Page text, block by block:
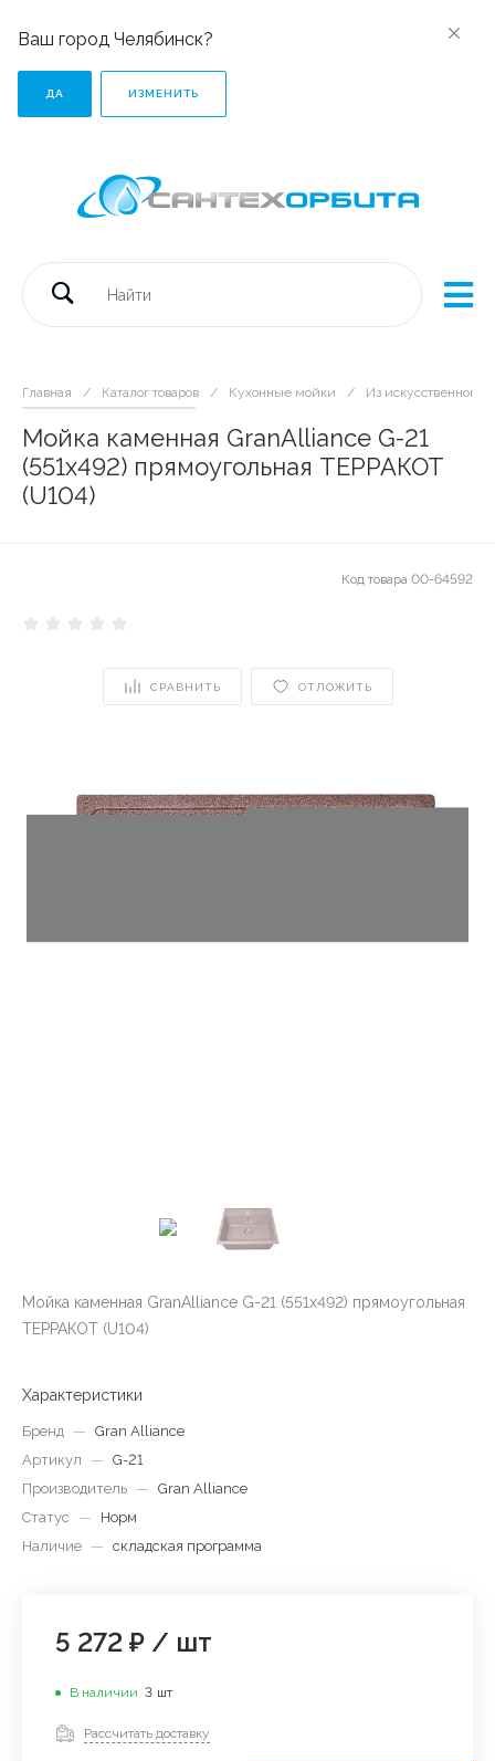
Ваш город Челябинск?
ДА ИЗМЕНИТЬ
Главная / Каталог товаров / Кухонные мойки / Из искусственного
Мойка каменная GranAlliance G-21
(551х492) прямоугольная ТЕРРАКОТ
(U104)
Код товара 00-64592
СРАВНИТЬ ОТЛОЖИТЬ
Мойка каменная GranAlliance G-21 (551х492) прямоугольная
ТЕРРАКОТ (U104)
Характеристики
Бренд — Gran Alliance
Артикул
— G-21
Производитель — Gran Alliance
Статус
—
Норм
Наличие — складская программа
5 272 ₽ / шт
В наличии 3 шт
Рассчитать доставку